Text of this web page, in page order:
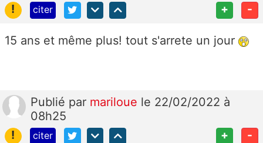
!
citer + -
15 ans et même plus! tout s'arrete un jour
Publié par mariloue le 22/02/2022 à
08h25
!
citer + -